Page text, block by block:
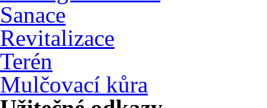
Sanace
Revitalizace
Terén
Mulčovací kůra